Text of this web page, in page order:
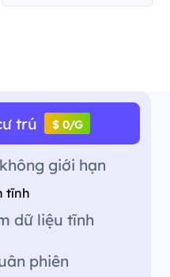
trú $ 0/G
giới hạn
tĩnh
dữ liệu tĩnh
phiên